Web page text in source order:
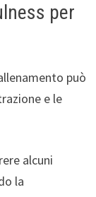
per
può
e le
alcuni
la